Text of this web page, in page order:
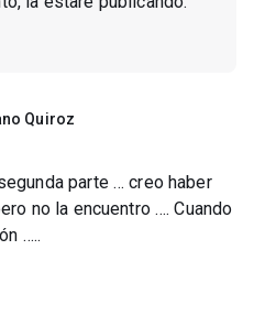
Quiroz
parte … creo haber
no la encuentro …. Cuando
…..